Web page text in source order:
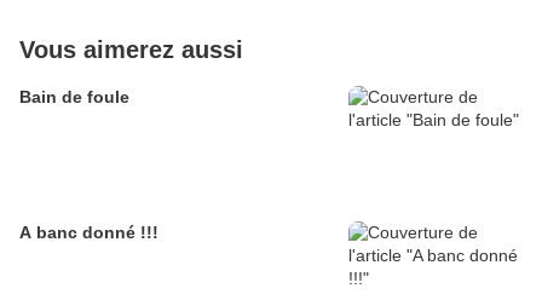
Vous aimerez aussi
Bain de foule
A banc donné !!!